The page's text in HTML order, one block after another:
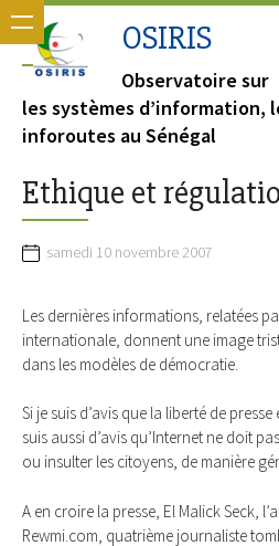
OSIRIS
Observatoire sur
les systèmes d’information,
inforoutes au Sénégal
Ethique et
samedi 10 novembre 2007
Les dernières informations, relatées
internationale, donnent une image
dans les modèles de démocratie.
Si je suis d’avis que la liberté de
suis aussi d’avis qu’Internet ne doit
ou insulter les citoyens, de manière
A en croire la presse, El Malick Seck,
Rewmi.com, quatrième journaliste